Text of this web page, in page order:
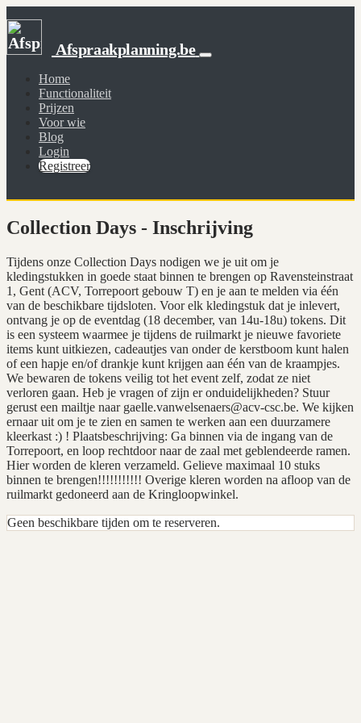
Afspraakplanning.be
Home
Functionaliteit
Prijzen
Voor wie
Blog
Login
Registreer
Collection Days - Inschrijving
Tijdens onze Collection Days nodigen we je uit om je
kledingstukken in goede staat binnen te brengen op Ravensteinstraat
1, Gent (ACV, Torrepoort gebouw T) en je aan te melden via één
van de beschikbare tijdsloten. Voor elk kledingstuk dat je inlevert,
ontvang je op de eventdag (18 december, van 14u-18u) tokens. Dit
is een systeem waarmee je tijdens de ruilmarkt je nieuwe favoriete
items kunt uitkiezen, cadeautjes van onder de kerstboom kunt halen
of een hapje en/of drankje kunt krijgen aan één van de kraampjes.
We bewaren de tokens veilig tot het event zelf, zodat ze niet
verloren gaan. Heb je vragen of zijn er onduidelijkheden? Stuur
gerust een mailtje naar gaelle.vanwelsenaers@acv-csc.be. We kijken
ernaar uit om je te zien en samen te werken aan een duurzamere
kleerkast :) ! Plaatsbeschrijving: Ga binnen via de ingang van de
Torrepoort, en loop rechtdoor naar de zaal met geblendeerde ramen.
Hier worden de kleren verzameld. Gelieve maximaal 10 stuks
binnen te brengen!!!!!!!!!!! Overige kleren worden na afloop van de
ruilmarkt gedoneerd aan de Kringloopwinkel.
Geen beschikbare tijden om te reserveren.